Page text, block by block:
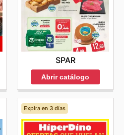
SPAR
Abrir catálogo
Expira en 3 días